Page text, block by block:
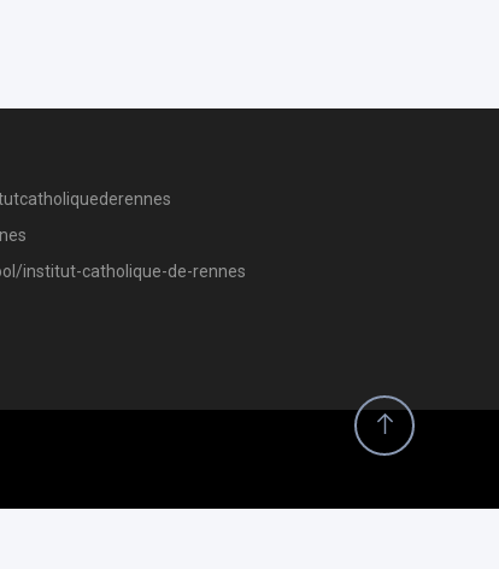
institut-catholique-de-rennes